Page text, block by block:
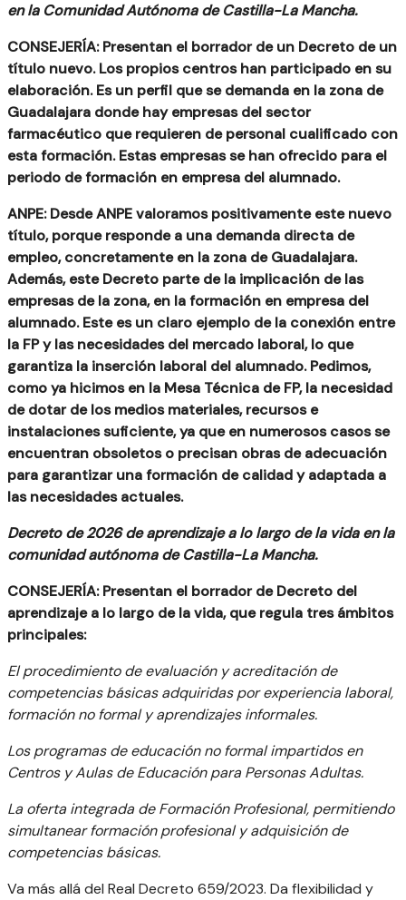
en la Comunidad Autónoma de Castilla-La Mancha.
CONSEJERÍA: Presentan el borrador de un Decreto de un
título nuevo. Los propios centros han participado en su
elaboración. Es un perfil que se demanda en la zona de
Guadalajara donde hay empresas del sector
farmacéutico que requieren de personal cualificado con
esta formación. Estas empresas se han ofrecido para el
periodo de formación en empresa del alumnado.
ANPE: Desde ANPE valoramos positivamente este nuevo
título, porque responde a una demanda directa de
empleo, concretamente en la zona de Guadalajara.
Además, este Decreto parte de la implicación de las
empresas de la zona, en la formación en empresa del
alumnado. Este es un claro ejemplo de la conexión entre
la FP y las necesidades del mercado laboral, lo que
garantiza la inserción laboral del alumnado. Pedimos,
como ya hicimos en la Mesa Técnica de FP, la necesidad
de dotar de los medios materiales, recursos e
instalaciones suficiente, ya que en numerosos casos se
encuentran obsoletos o precisan obras de adecuación
para garantizar una formación de calidad y adaptada a
las necesidades actuales.
Decreto de 2026 de aprendizaje a lo largo de la vida en la
comunidad autónoma de Castilla-La Mancha.
CONSEJERÍA: Presentan el borrador de Decreto del
aprendizaje a lo largo de la vida, que regula tres ámbitos
principales:
El procedimiento de evaluación y acreditación de
competencias básicas adquiridas por experiencia laboral,
formación no formal y aprendizajes informales.
Los programas de educación no formal impartidos en
Centros y Aulas de Educación para Personas Adultas.
La oferta integrada de Formación Profesional, permitiendo
simultanear formación profesional y adquisición de
competencias básicas.
Va más allá del Real Decreto 659/2023. Da flexibilidad y